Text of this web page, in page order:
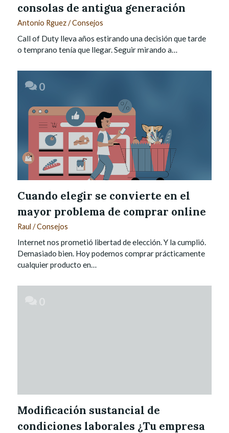
consolas de antigua generación
Antonio Rguez/Consejos
Call of Duty lleva años estirando una decisión que tarde
o temprano tenía que llegar. Seguir mirando a…
0
Cuando elegir se convierte en el
mayor problema de comprar online
Raul /Consejos
Internet nos prometió libertad de elección. Y la cumplió.
Demasiado bien. Hoy podemos comprar prácticamente
cualquier producto en…
Modificación sustancial de
condiciones laborales ¿Tu empresa